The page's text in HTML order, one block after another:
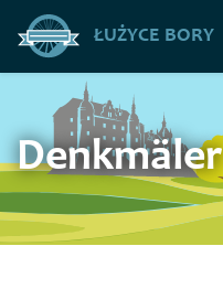
ŁUŻYCE BORY
Denkmäler